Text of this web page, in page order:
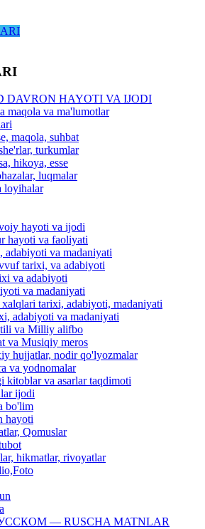
DAVRON HAYOTI VA IJODI
maqola va ma'lumotlar
maqola, suhbat
turkumlar
hikoya, esse
luqmalar
loyihalar
hayoti va ijodi
hayoti va faoliyati
adabiyoti va madaniyati
tarixi, va adabiyoti
va adabiyoti
va madaniyati
tarixi, adabiyoti, madaniyati
adabiyoti va madaniyati
va Milliy alifbo
va Musiqiy meros
hujjatlar, nodir qo'lyozmalar
va yodnomalar
kitoblar va asarlar taqdimoti
ijodi
bo'lim
hayoti
Qomuslar
hikmatlar, rivoyatlar
— RUSCHA MATNLAR